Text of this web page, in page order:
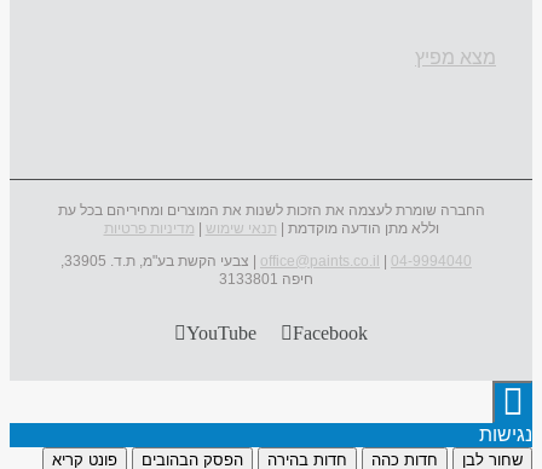
מצא מפיץ
החברה שומרת לעצמה את הזכות לשנות את המוצרים ומחיריהם בכל עת
וללא מתן הודעה מוקדמת | תנאי שימוש
מדיניות פרטיות
04-9994040
office@paints.co.il
| צבעי הקשת בע"מ, ת.ד. 33905,
חיפה 3133801
Facebook
YouTube
נגישות
שחור לבן חדות כהה חדות בהירה הפסק הבהובים פונט קריא